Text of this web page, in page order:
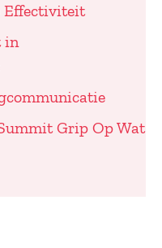
Effectiviteit
in
Grip Op Wat